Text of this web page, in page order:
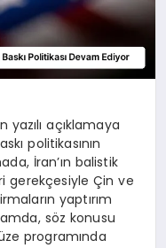
yazılı açıklamaya
politikasının
İran’ın balistik
gerekçesiyle Çin ve
yaptırım
söz konusu
programında